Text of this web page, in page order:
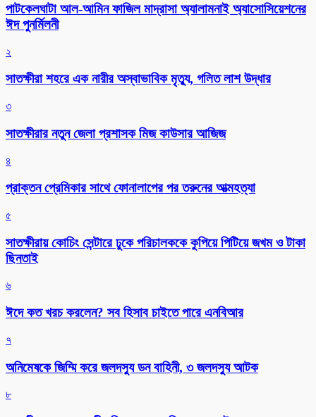
পাটকেলঘাটা আল-আমিন ফাজিল মাদ্রাসা অ্যালামনাই অ্যাসোসিয়েশনের
ঈদ পুনর্মিলনী
২
সাতক্ষীরা শহরে এক নারীর অস্বাভাবিক মৃত্যু, গলিত লাশ উদ্ধার
৩
সাতক্ষীরার নতুন জেলা প্রশাসক মিজ কাউসার আজিজ
৪
প্রাক্তন প্রেমিকার সাথে ফোনালাপের পর তরুনের আত্মহত্যা
৫
সাতক্ষীরায় কোচিং সেন্টারে ঢুকে পরিচালককে কুপিয়ে পিটিয়ে জখম ও টাকা
ছিনতাই
৬
ঈদে কত খরচ করলেন? সব হিসাব চাইতে পারে এনবিআর
৭
অনিমেষকে জিম্মি করে জলদস্যু ডন বাহিনী, ৩ জলদস্যু আটক
৮